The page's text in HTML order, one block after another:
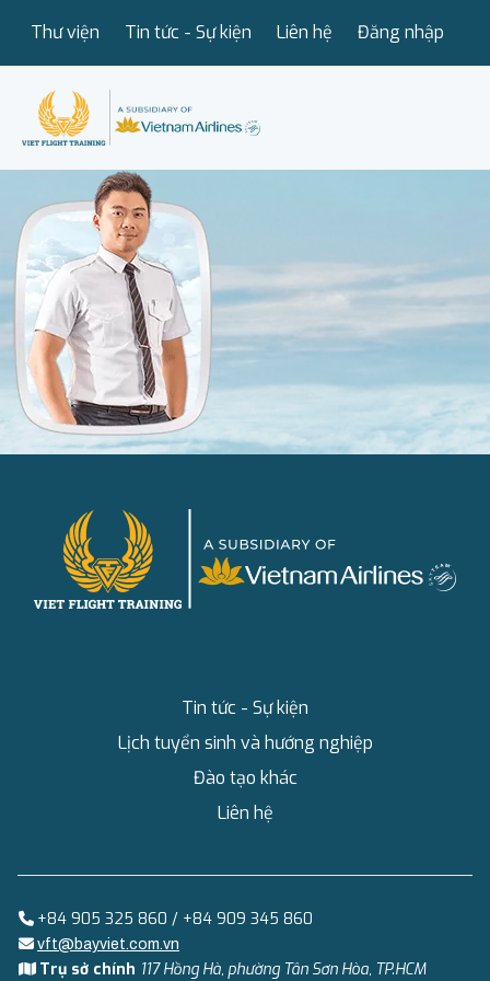
Thư viện Tin tức - Sự kiện Liên hệ Đăng nhập
Tin tức - Sự kiện
Lịch tuyển sinh và hướng nghiệp
Đào tạo khác
Liên hệ
+84 905 325 860 / +84 909 345 860
vft@bayviet.com.vn
Trụ sở chính 117 Hồng Hà, phường Tân Sơn Hòa, TP.HCM